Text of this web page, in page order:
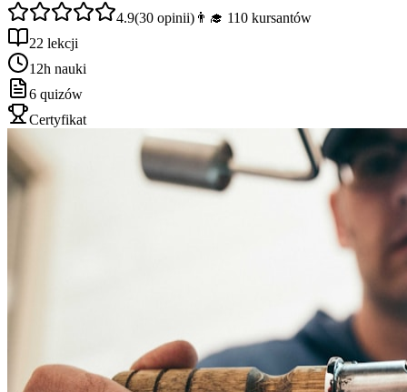
4.9(30 opinii) 👨‍🎓 110 kursantów
22 lekcji
12h nauki
6 quizów
Certyfikat